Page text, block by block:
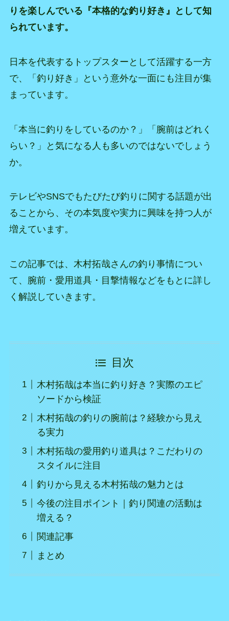
りを楽しんでいる『本格的な釣り好き』として知
られています。
日本を代表するトップスターとして活躍する一方
で、「釣り好き」という意外な一面にも注目が集
まっています。
「本当に釣りをしているのか？」「腕前はどれく
らい？」と気になる人も多いのではないでしょう
か。
テレビやSNSでもたびたび釣りに関する話題が出
ることから、その本気度や実力に興味を持つ人が
増えています。
この記事では、木村拓哉さんの釣り事情につい
て、腕前・愛用道具・目撃情報などをもとに詳し
く解説していきます。
目次
木村拓哉は本当に釣り好き？実際のエピ
ソードから検証
木村拓哉の釣りの腕前は？経験から見え
る実力
木村拓哉の愛用釣り道具は？こだわりの
スタイルに注目
釣りから見える木村拓哉の魅力とは
今後の注目ポイント｜釣り関連の活動は
増える？
関連記事
まとめ